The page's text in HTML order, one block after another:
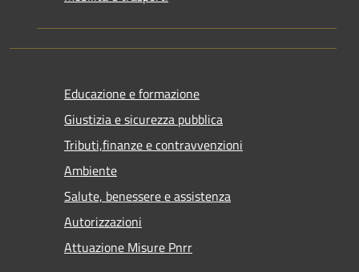
Educazione e formazione
Giustizia e sicurezza pubblica
Tributi,finanze e contravvenzioni
Ambiente
Salute, benessere e assistenza
Autorizzazioni
Attuazione Misure Pnrr